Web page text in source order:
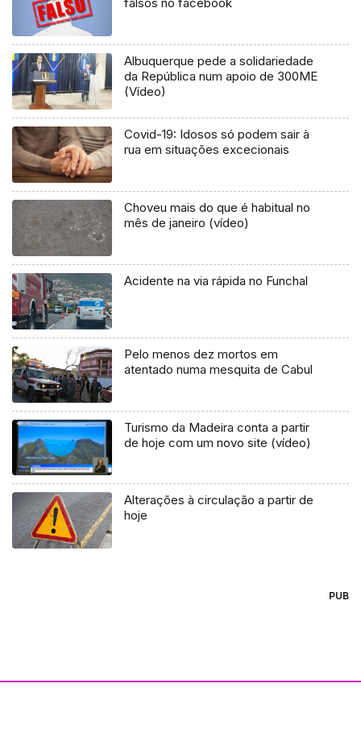
Albuquerque pede a solidariedade
da República num apoio de 300ME
(Vídeo)
Covid-19: Idosos só podem sair à
rua em situações excecionais
Choveu mais do que é habitual no
mês de janeiro (vídeo)
Acidente na via rápida no Funchal
Pelo menos dez mortos em
atentado numa mesquita de Cabul
Turismo da Madeira conta a partir
de hoje com um novo site (vídeo)
Alterações à circulação a partir de
hoje
PUB